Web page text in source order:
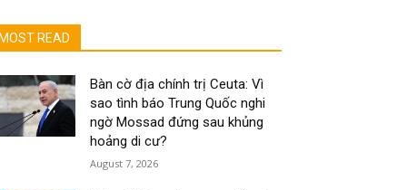
MOST READ
Bàn cờ địa chính trị Ceuta: Vì
sao tình báo Trung Quốc nghi
ngờ Mossad đứng sau khủng
hoảng di cư?
August 7, 2026